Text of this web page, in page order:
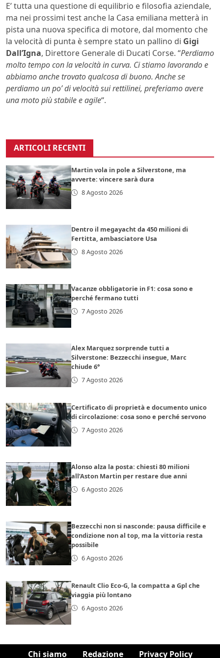
E’ tutta una questione di equilibrio e filosofia aziendale,
ma nei prossimi test anche la Casa emiliana metterà in
pista una nuova specifica di motore, dal momento che
la velocità di punta è sempre stato un pallino di Gigi
Dall’Igna, Direttore Generale di Ducati Corse. “Perdiamo
molto tempo con la velocità in curva. Ci stiamo lavorando e
abbiamo anche trovato qualcosa di buono. Anche se
perdiamo un po’ di velocità sui rettilinei, preferiamo avere
una moto più stabile e agile“.
ARTICOLI RECENTI
Martin vola in pole a Silverstone, ma
avverte: vincere sarà dura
8 Agosto 2026
Dentro il megayacht da 450 milioni di
Fertitta, ambasciatore Usa
8 Agosto 2026
Vacanze obbligatorie in F1: cosa sono e
perché fermano tutti
7 Agosto 2026
Alex Marquez sorprende tutti a
Silverstone: Bezzecchi insegue, Marc
chiude 6°
7 Agosto 2026
Certificato di proprietà e documento unico
di circolazione: cosa sono e perché servono
7 Agosto 2026
Alonso alza la posta: chiesti 80 milioni
all’Aston Martin per restare due anni
6 Agosto 2026
Bezzecchi non si nasconde: pausa difficile e
condizione non al top, ma la vittoria resta
possibile
6 Agosto 2026
Renault Clio Eco-G, la compatta a Gpl che
viaggia più lontano
6 Agosto 2026
Chi siamo Redazione Privacy Policy